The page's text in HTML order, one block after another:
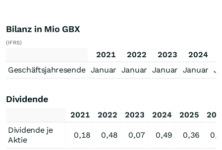
Bilanz in Mio GBX
(IFRS)
2021 2022 2023 2024
Geschäftsjahresende Januar Januar Januar Januar
Dividende
2021 2022 2023 2024 2025
Dividende je
Aktie
0,18 0,48 0,07 0,49 0,36